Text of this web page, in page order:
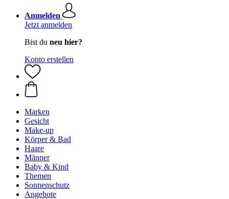
Anmelden
Jetzt anmelden
Bist du neu hier?
Konto erstellen
Marken
Gesicht
Make-up
Körper & Bad
Haare
Männer
Baby & Kind
Themen
Sonnenschutz
Angebote